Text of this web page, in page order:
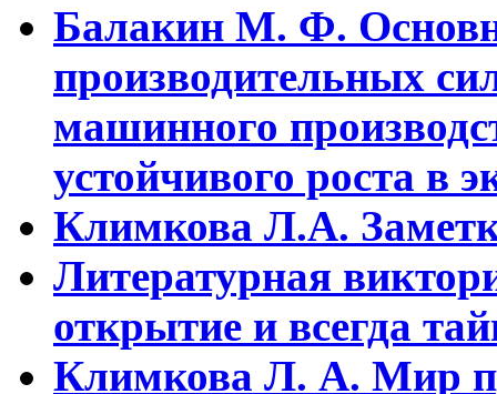
Балакин М. Ф.
пpоизводительных
машинного
устойчивого pоста в
Климкова Л.А.
Литературная
открытие и всегда
Климкова Л. А. Мир